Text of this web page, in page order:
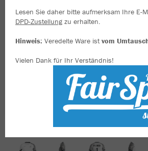
Lesen Sie daher bitte aufmerksam Ihre E-
DPD-Zustellung zu erhalten.
Hinweis: Veredelte Ware istvom
Vielen Dank für Ihr Verständnis!
Inhalte anzeigen und unsere Website
zu den Cookies findest Du in den
Alle
Alle
mehr Infos
Datenschutz